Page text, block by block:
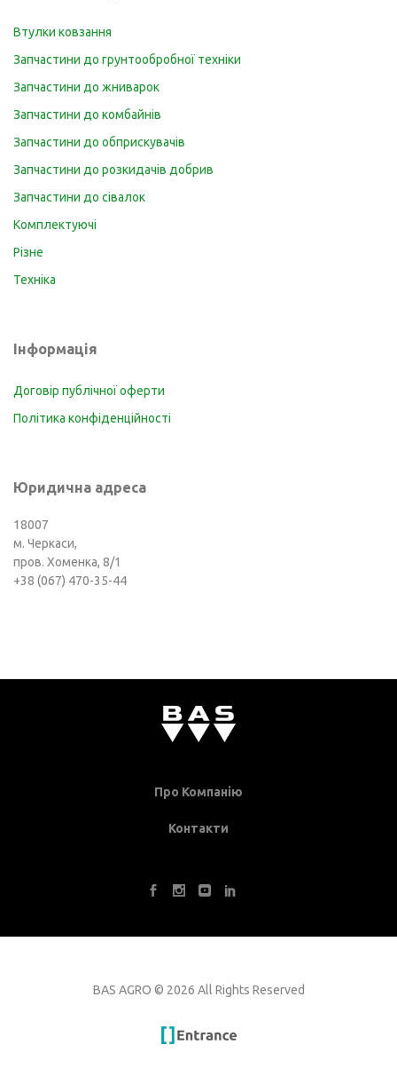
Втулки ковзання
Запчастини до грунтообробної техніки
Запчастини до жниварок
Запчастини до комбайнів
Запчастини до обприскувачів
Запчастини до розкидачів добрив
Запчастини до сівалок
Комплектуючі
Різне
Техніка
Інформація
Договір публічної оферти
Політика конфіденційності
Юридична адреса
18007
м. Черкаси,
пров. Хоменка, 8/1
+38 (067) 470-35-44
Про Компанію
Контакти
BAS AGRO © 2026 All Rights Reserved